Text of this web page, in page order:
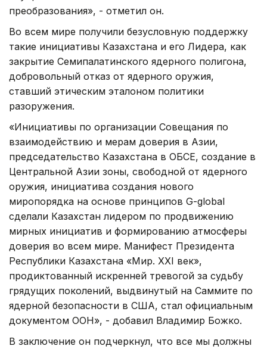
преобразования», - отметил он.
Во всем мире получили безусловную поддержку
такие инициативы Казахстана и его Лидера, как
закрытие Семипалатинского ядерного полигона,
добровольный отказ от ядерного оружия,
ставший этическим эталоном политики
разоружения.
«Инициативы по организации Совещания по
взаимодействию и мерам доверия в Азии,
председательство Казахстана в ОБСЕ, создание в
Центральной Азии зоны, свободной от ядерного
оружия, инициатива создания нового
миропорядка на основе принципов G-global
сделали Казахстан лидером по продвижению
мирных инициатив и формированию атмосферы
доверия во всем мире. Манифест Президента
Республики Казахстана «Мир. XXI век»,
продиктованный искренней тревогой за судьбу
грядущих поколений, выдвинутый на Саммите по
ядерной безопасности в США, стал официальным
документом ООН», - добавил Владимир Божко.
В заключение он подчеркнул, что все мы должны